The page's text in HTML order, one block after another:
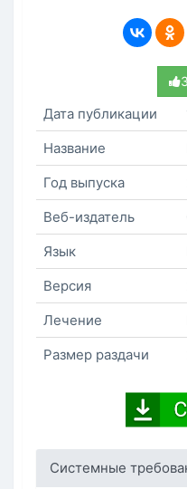
3
Дата публикации
Название
Год выпуска
Веб-издатель
Язык
Версия
Лечение
Размер раздачи
Системные